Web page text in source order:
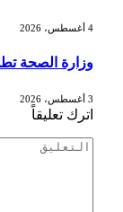
وزارة الصحة
اترك تعليقاً